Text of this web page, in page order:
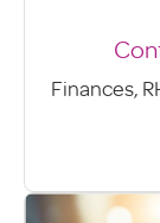
Finances,